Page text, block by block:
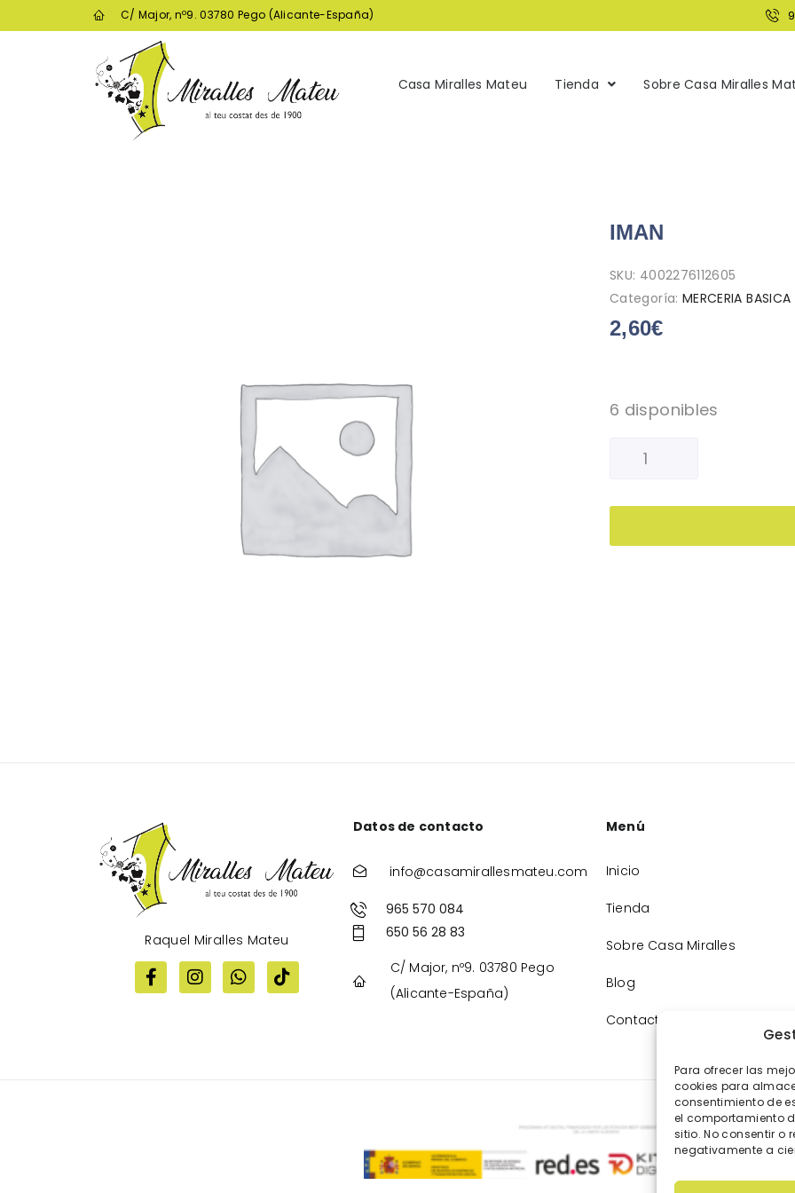
Para ofrecer las
cookies para
consentimiento de
el comportamiento
sitio. No consentir o
negativamente a
C/ Major, nº9. 03780 Pego (Alicante-España)
Casa Miralles Mateu Tienda Sobre Casa Miralles
IMAN
SKU: 4002276112605
Categoría: MERCERIA BASICA
2,60€
6 disponibles
Raquel Miralles Mateu
Datos de contacto
info@casamirallesmateu.com
965 570 084
650 56 28 83
C/ Major, nº9. 03780 Pego
(Alicante-España)
Menú
Inicio
Tienda
Sobre Casa Miralles
Blog
Contacto